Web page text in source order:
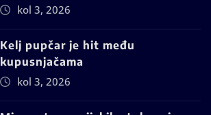
kol 3, 2026
Kelj pupčar je hit među
kupusnjačama
kol 3, 2026